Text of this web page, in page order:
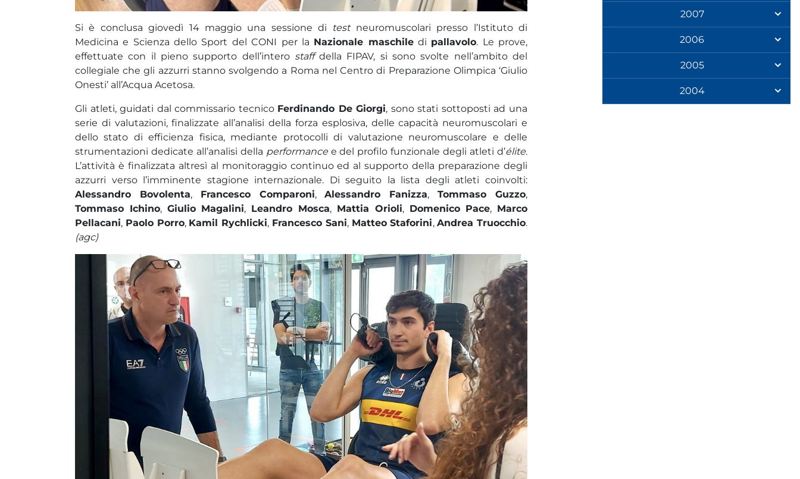
Si è conclusa giovedì 14 maggio una sessione di test neuromuscolari presso l’Istituto di
Medicina e Scienza dello Sport del CONI per la Nazionale maschiledi pallavolo. Le prove,
effettuate con il pieno supporto dell’intero staffdella FIPAV, si sono svolte nell’ambito del
collegiale che gli azzurri stanno svolgendo a Roma nel Centro di Preparazione Olimpica ‘Giulio
Onesti’ all’Acqua Acetosa.
Gli atleti, guidati dal commissario tecnico Ferdinando De Giorgi, sono stati sottoposti ad una
serie di valutazioni, finalizzate all’analisi della forza esplosiva, delle capacità neuromuscolari e
dello stato di efficienza fisica, mediante protocolli di valutazione neuromuscolare e delle
strumentazioni dedicate all’analisi della performance e del profilo funzionale degli atleti d’élite.
L’attività è finalizzata altresì al monitoraggio continuo ed al supporto della preparazione degli
azzurri verso l’imminente stagione internazionale. Di seguito la lista degli atleti coinvolti:
Alessandro Bovolenta, Francesco Comparoni,Alessandro Fanizza,Tommaso Guzzo,
Tommaso Ichino, Giulio Magalini, Leandro Mosca, Mattia Orioli, Domenico Pace, Marco
Pellacani, Paolo Porro, Kamil Rychlicki, Francesco Sani, Matteo Staforini,Andrea Truocchio.
(agc)
2007
2006
2005
2004